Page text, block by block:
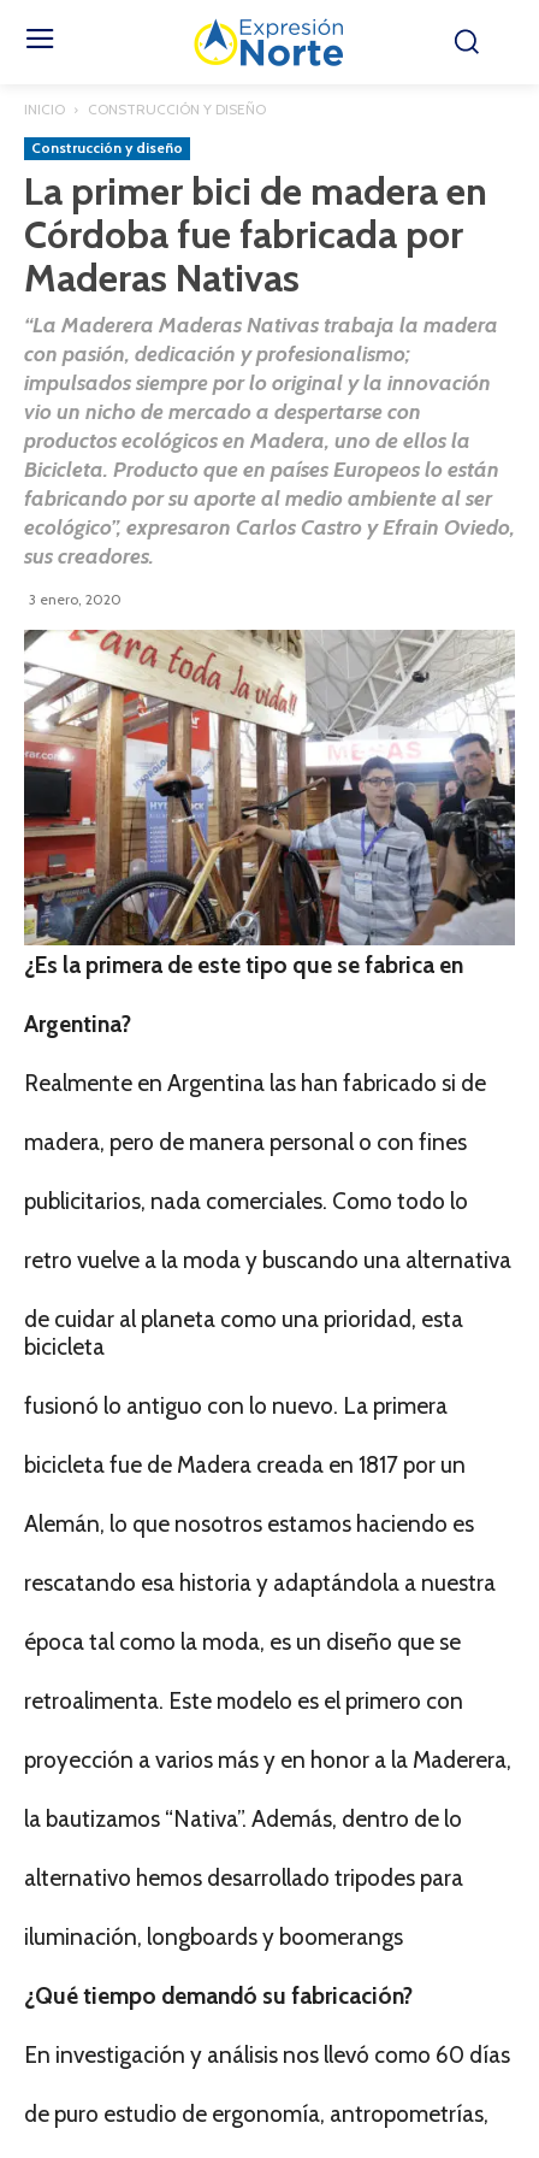
INICIO CONSTRUCCIÓN Y DISEÑO
Construcción y diseño
La primer bici de madera en
Córdoba fue fabricada por
Maderas Nativas
“La Maderera Maderas Nativas trabaja la madera
con pasión, dedicación y profesionalismo;
impulsados siempre por lo original y la innovación
vio un nicho de mercado a despertarse con
productos ecológicos en Madera, uno de ellos la
Bicicleta. Producto que en países Europeos lo están
fabricando por su aporte al medio ambiente al ser
ecológico”, expresaron Carlos Castro y Efrain Oviedo,
sus creadores.
3 enero, 2020
¿Es la primera de este tipo que se fabrica en
Argentina?
Realmente en Argentina las han fabricado si de
madera, pero de manera personal o con fines
publicitarios, nada comerciales. Como todo lo
retro vuelve a la moda y buscando una alternativa
de cuidar al planeta como una prioridad, esta
bicicleta
fusionó lo antiguo con lo nuevo. La primera
bicicleta fue de Madera creada en 1817 por un
Alemán, lo que nosotros estamos haciendo es
rescatando esa historia y adaptándola a nuestra
época tal como la moda, es un diseño que se
retroalimenta. Este modelo es el primero con
proyección a varios más y en honor a la Maderera,
la bautizamos “Nativa”. Además, dentro de lo
alternativo hemos desarrollado tripodes para
iluminación, longboards y boomerangs
¿Qué tiempo demandó su fabricación?
En investigación y análisis nos llevó como 60 días
de puro estudio de ergonomía, antropometrías,